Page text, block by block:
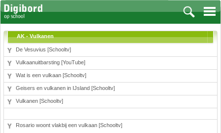
Vakken
Aardrijkskunde
Biologie
Frans, Duits, Chinees, Spaans
AK - Vulkanen
De Vesuvius [Schooltv]
Vulkaanuitbarsting [YouTube]
Wat is een vulkaan [Schooltv]
Geisers en vulkanen in IJsland [Schooltv]
Vulkanen [Schooltv]
Rosario woont vlakbij een vulkaan [Schooltv]